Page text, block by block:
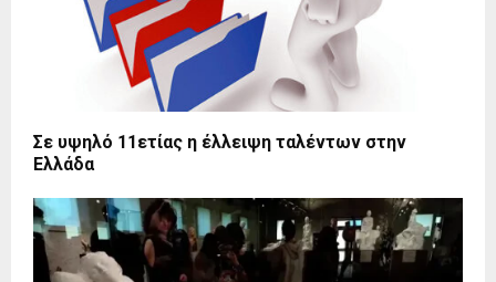
Σε υψηλό 11ετίας η έλλειψη ταλέντων στην
Ελλάδα